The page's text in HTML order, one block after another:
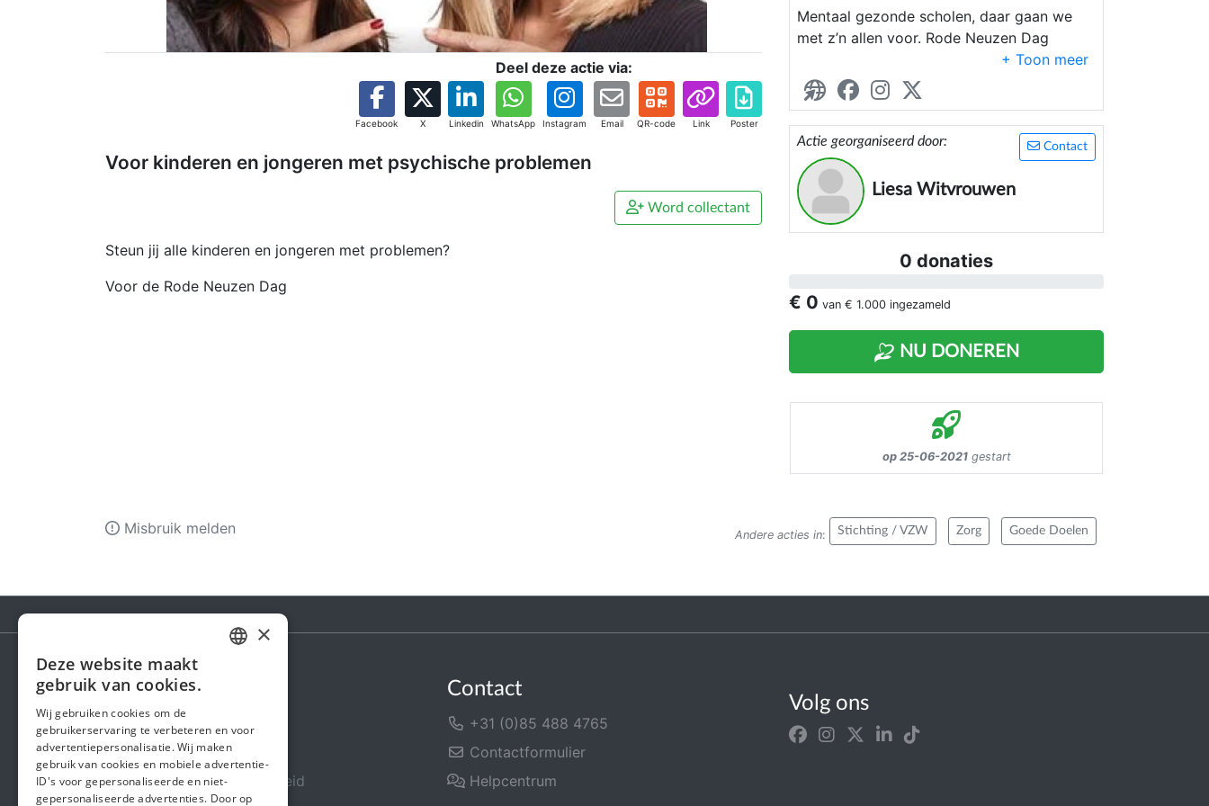
Deel deze actie via:
Facebook X Linkedin WhatsApp Instagram Email QR-code Link Poster
Voor kinderen en jongeren met psychische problemen
Word collectant
Steun jij alle kinderen en jongeren met problemen?
Voor de Rode Neuzen Dag
Mentaal gezonde scholen, daar gaan we
met z’n allen voor. Rode Neuzen Dag
droomt ervan om scholen de juiste
middelen te geven. Zodat ze zelf
projecten kunnen opzetten en zo het
mentaal welzijn van hun leerlingen
verbeteren
Contact
Actie georganiseerd door:
Liesa Witvrouwen
0 donaties
€ 0 van € 1.000 ingezameld
NU DONEREN
op 25-06-2021gestart
Andere acties in: Stichting / VZW Zorg Goede Doelen
Misbruik melden
Steunactie
Over ons
In de media
Veiligheid & Betrouwbaarheid
Contact
+31 (0)85 488 4765
Contactformulier
Helpcentrum
Volg ons
ENGLISH
×
Deze website maakt
gebruik van cookies.
Wij gebruiken cookies om de
gebruikerservaring te verbeteren en voor
advertentiepersonalisatie. Wij maken
gebruik van cookies en mobiele advertentie-
ID's voor gepersonaliseerde en niet-
gepersonaliseerde advertenties. Door op